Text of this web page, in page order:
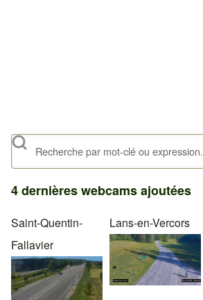
Rechercher
4 dernières webcams ajoutées
Saint-Quentin-
Fallavier
Lans-en-Vercors